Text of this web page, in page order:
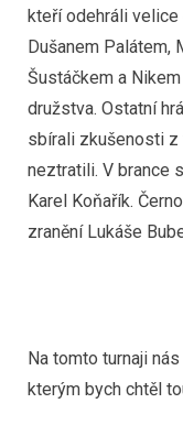
kteří odehráli velice
Dušanem Palátem,
Šustáčkem a
družstva. Ostatní
sbírali zkušenosti z
neztratili. V brance
Karel Koňařík.
zranění Lukáše
Na tomto turnaji
kterým bych chtěl